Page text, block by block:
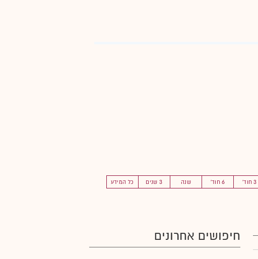
3 חוד' 6 חוד' שנה 3 שנים כל המידע
חיפושים אחרונים